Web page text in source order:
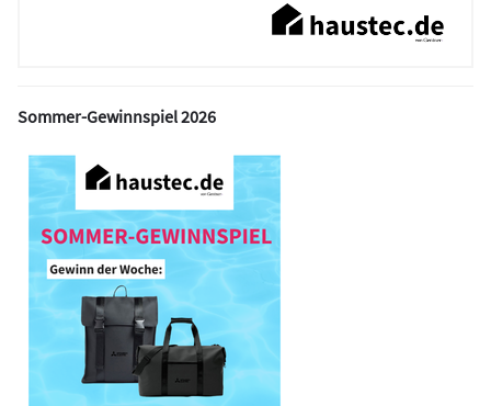
Sommer-Gewinnspiel 2026